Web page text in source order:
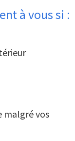
à vous si :
malgré vos